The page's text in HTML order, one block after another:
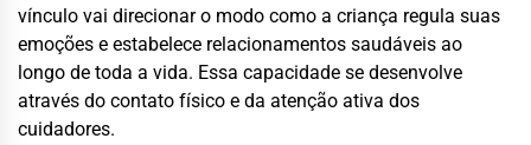
vínculo vai direcionar o modo como a criança regula suas
emoções e estabelece relacionamentos saudáveis ao
longo de toda a vida. Essa capacidade se desenvolve
através do contato físico e da atenção ativa dos
cuidadores.